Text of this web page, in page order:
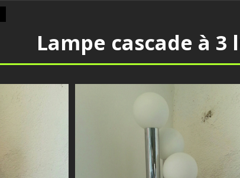
Lampe cascade à 3